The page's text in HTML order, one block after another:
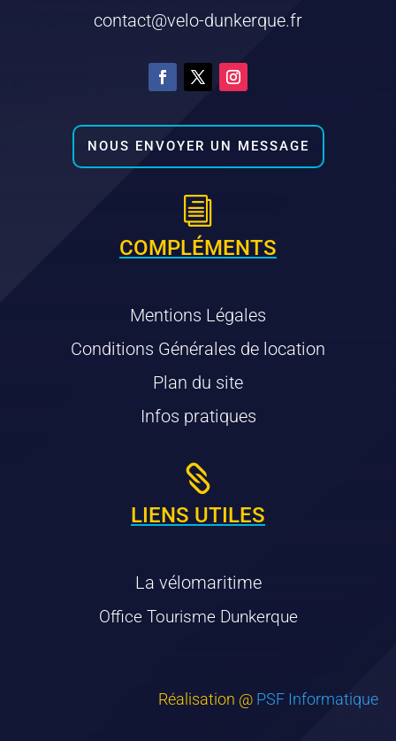
contact@velo-dunkerque.fr
NOUS ENVOYER UN MESSAGE
i
COMPLÉMENTS
Mentions Légales
Conditions Générales de location
Plan du site
Infos pratiques

LIENS UTILES
La vélomaritime
Office Tourisme Dunkerque
Réalisation @ PSF Informatique